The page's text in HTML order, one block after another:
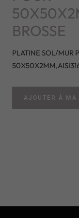
BROSSE
PLATINE SOL/MUR
AJOUTER À MA